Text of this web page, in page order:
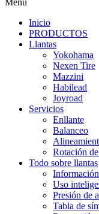
Menu
Inicio
PRODUCTOS
Llantas
Yokohama
Nexen Tire
Mazzini
Habilead
Joyroad
Servicios
Enllante
Balanceo
Rotación
Todo sobre llantas
Uso
Presión de
Tabla de